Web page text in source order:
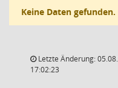
Keine Daten gefunden.
Letzte Änderung:
17:02:23